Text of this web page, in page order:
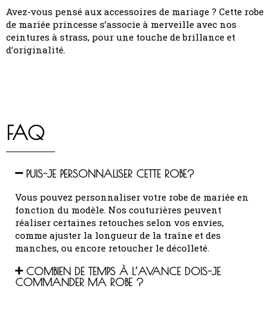
Avez-vous pensé aux accessoires de mariage ? Cette robe
de mariée princesse s’associe à merveille avec nos
ceintures à strass, pour une touche de brillance et
d’originalité.
FAQ
PUIS-JE PERSONNALISER CETTE ROBE?
Vous pouvez personnaliser votre robe de mariée en
fonction du modèle. Nos couturières peuvent
réaliser certaines retouches selon vos envies,
comme ajuster la longueur de la traîne et des
manches, ou encore retoucher le décolleté.
COMBIEN DE TEMPS À L’AVANCE DOIS-JE
COMMANDER MA ROBE ?